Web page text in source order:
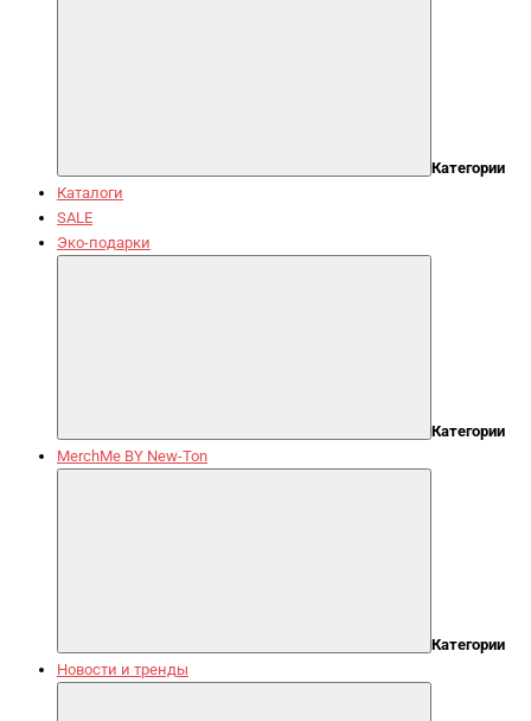
Категории
Каталоги
SALE
Эко-подарки
Категории
MerchMe BY New-Ton
Категории
Новости и тренды